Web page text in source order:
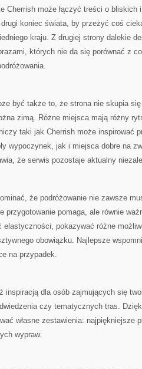
Cherrish może łączyć treści o bliskich
koniec świata, by przeżyć coś
kraju. Z drugiej strony dalekie
których nie da się porównać z
być także to, że strona nie skupia się
zimą. Różne miejsca mają różny
taki jak Cherrish może inspirować
wypoczynek, jak i miejsca dobre na
że serwis pozostaje aktualny
że podróżowanie nie zawsze
przygotowanie pomaga, ale równie
elastyczności, pokazywać różne
obowiązku. Najlepsze
na przypadek.
inspiracją dla osób zajmujących się
czy tematycznych tras.
własne zestawienia: najpiękniejsze
wypraw.